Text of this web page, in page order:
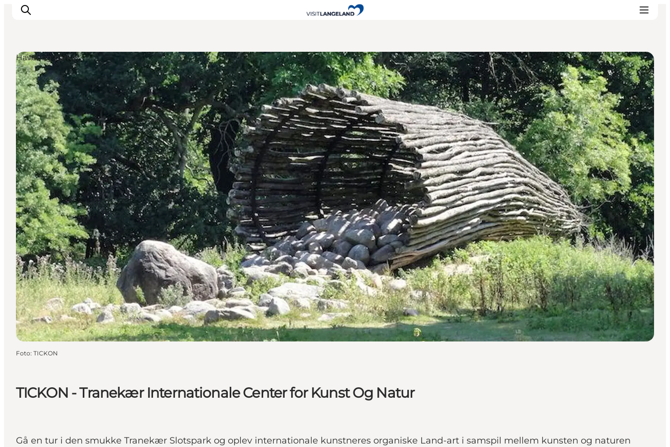
Oplevelser
Byer og øer
Outdoor
Overnatning
Planlæg ferie
TICKON - Tranekær Internationale Center for Kunst Og Natur
Gå en tur i den smukke Tranekær Slotspark og oplev internationale kunstneres organiske Land-art i samspil mellem kunsten og naturen
Haver og parker
Foto: TICKON